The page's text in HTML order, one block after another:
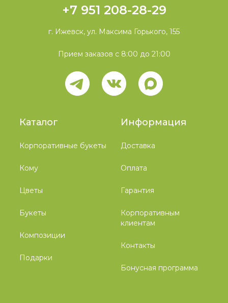
Каталог
Корпоративные букеты
Кому
Цветы
Букеты
Композиции
Подарки
Информация
Доставка
Оплата
Гарантия
Корпоративным
клиентам
Контакты
Бонусная программа
+7 951 208-28-29
г. Ижевск, ул. Максима Горького, 155
Прием заказов с 8:00 до 21:00